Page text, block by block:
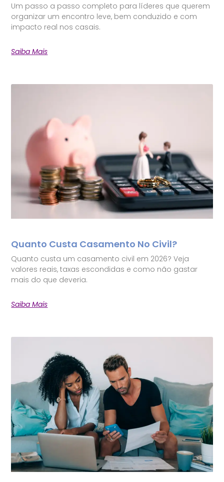
Um passo a passo completo para líderes que querem
organizar um encontro leve, bem conduzido e com
impacto real nos casais.
Saiba Mais
Quanto Custa Casamento No Civil?
Quanto custa um casamento civil em 2026? Veja
valores reais, taxas escondidas e como não gastar
mais do que deveria.
Saiba Mais